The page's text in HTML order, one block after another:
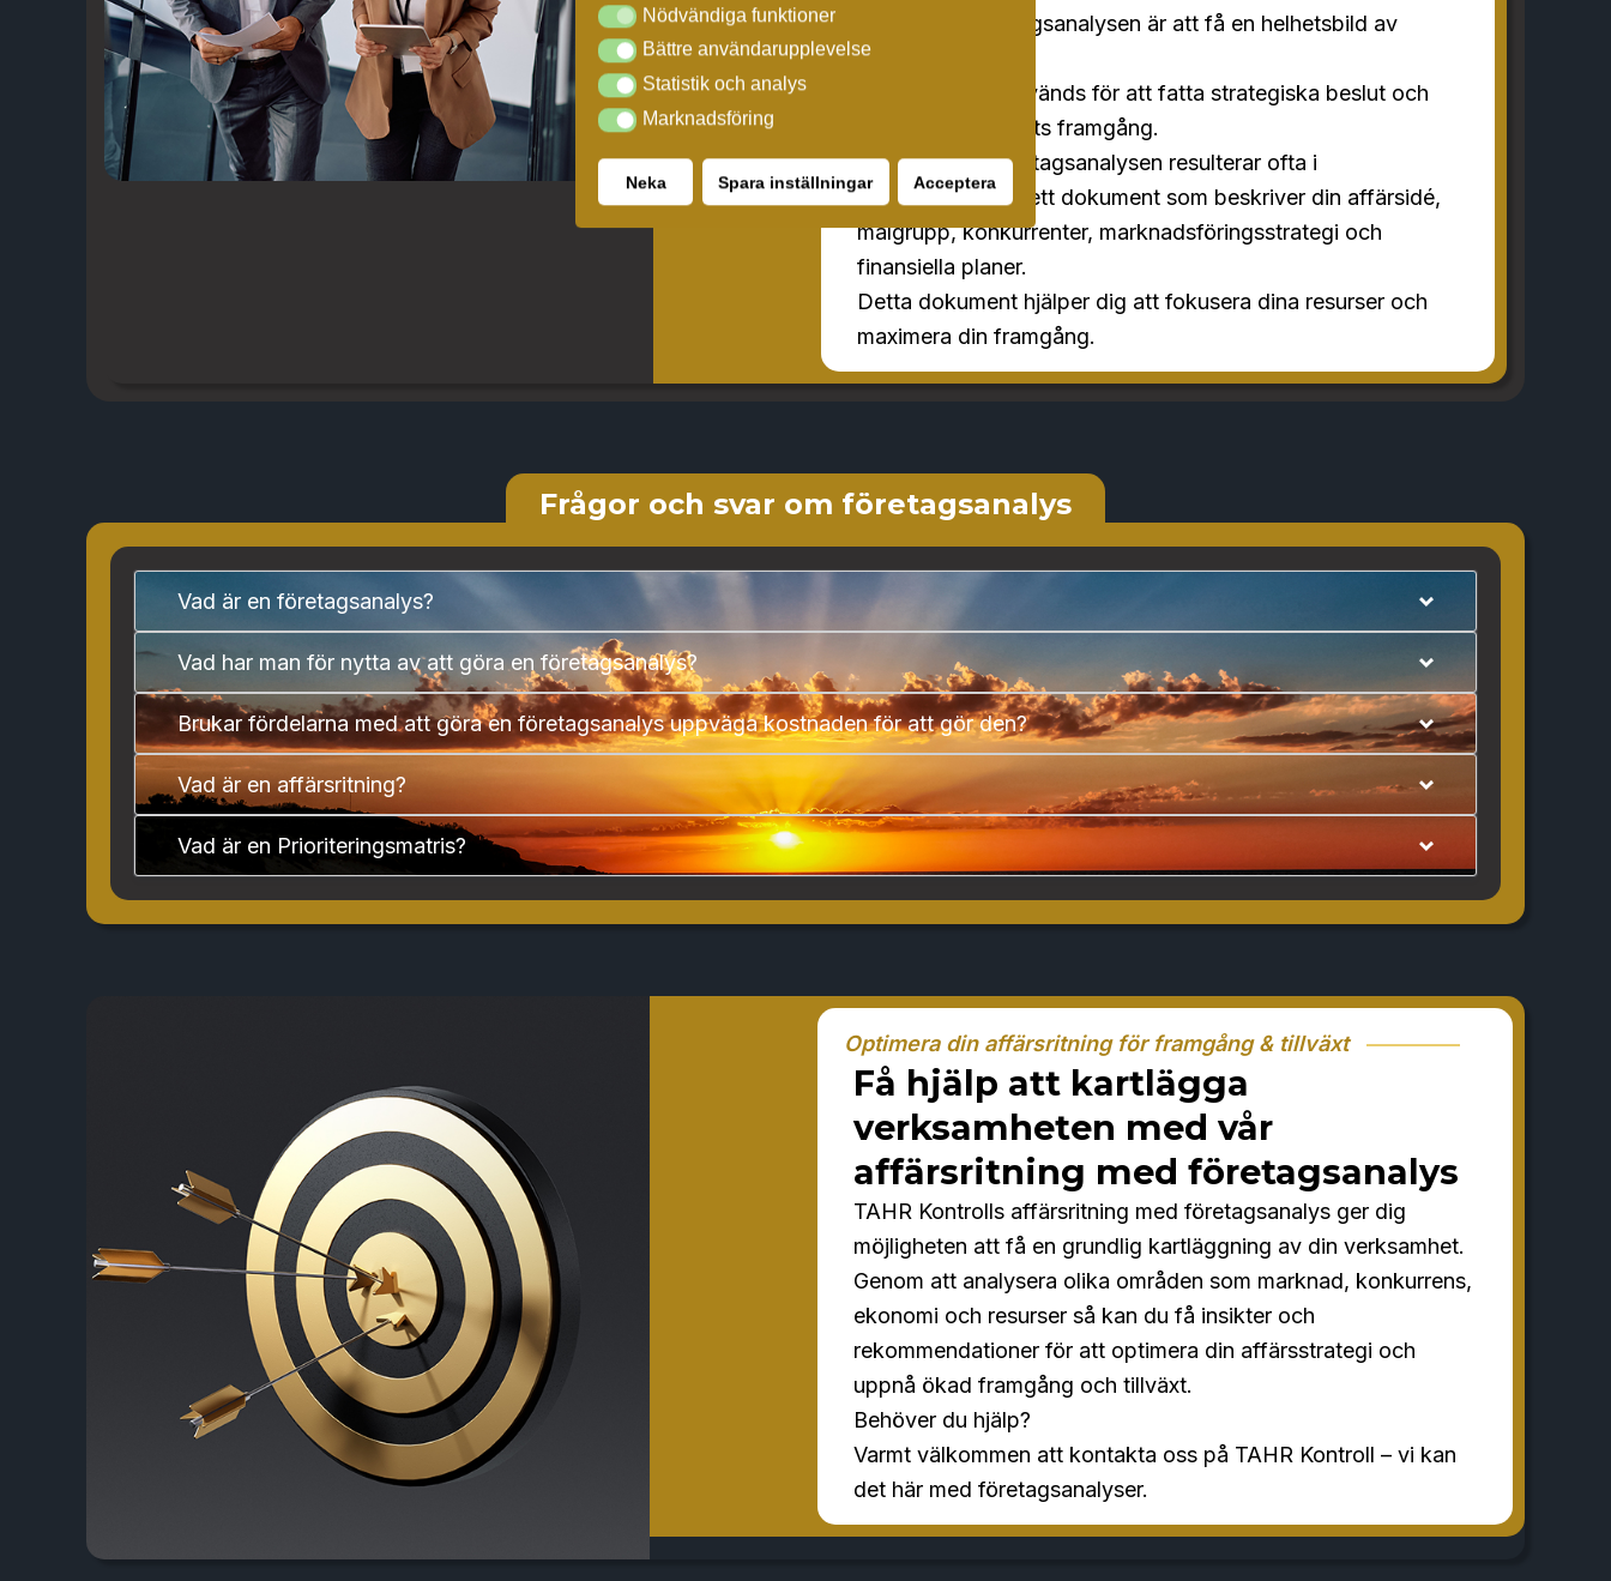
Syftet med företagsanalysen är att få en helhetsbild av
företaget.
Dessa insikter används för att fatta strategiska beslut och
förbättra företagets framgång.
Resultatet av företagsanalysen resulterar ofta i
en affärsritning – ett dokument som beskriver din affärsidé,
målgrupp, konkurrenter, marknadsföringsstrategi och
finansiella planer.
Detta dokument hjälper dig att fokusera dina resurser och
maximera din framgång.
Frågor och svar om företagsanalys
Vad är en företagsanalys?
Vad har man för nytta av att göra en företagsanalys?
Brukar fördelarna med att göra en företagsanalys uppväga kostnaden för att gör den?
Vad är en affärsritning?
Vad är en Prioriteringsmatris?
Optimera din affärsritning för framgång & tillväxt
Få hjälp att kartlägga
verksamheten med vår
affärsritning med företagsanalys
TAHR Kontrolls affärsritning med företagsanalys ger dig
möjligheten att få en grundlig kartläggning av din verksamhet.
Genom att analysera olika områden som marknad, konkurrens,
ekonomi och resurser så kan du få insikter och
rekommendationer för att optimera din affärsstrategi och
uppnå ökad framgång och tillväxt.
Behöver du hjälp?
Varmt välkommen att kontakta oss på TAHR Kontroll – vi kan
det här med företagsanalyser.
Nödvändiga funktioner
Nödvändiga funktioner
Bättre användarupplevelse
Bättre användarupplevelse
Statistik och analys
Statistik och analys
Marknadsföring
Marknadsföring
Neka Spara inställningar Acceptera